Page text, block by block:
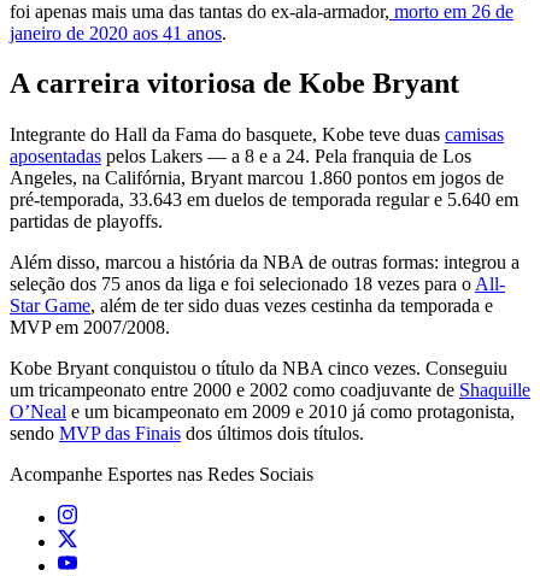
foi apenas mais uma das tantas do ex-ala-armador, morto em 26 de
janeiro de 2020 aos 41 anos.
A carreira vitoriosa de Kobe Bryant
Integrante do Hall da Fama do basquete, Kobe teve duas camisas
aposentadas pelos Lakers — a 8 e a 24. Pela franquia de Los
Angeles, na Califórnia, Bryant marcou 1.860 pontos em jogos de
pré-temporada, 33.643 em duelos de temporada regular e 5.640 em
partidas de playoffs.
Além disso, marcou a história da NBA de outras formas: integrou a
seleção dos 75 anos da liga e foi selecionado 18 vezes para o All-
Star Game, além de ter sido duas vezes cestinha da temporada e
MVP em 2007/2008.
Kobe Bryant conquistou o título da NBA cinco vezes. Conseguiu
um tricampeonato entre 2000 e 2002 como coadjuvante de Shaquille
O’Neal e um bicampeonato em 2009 e 2010 já como protagonista,
sendo MVP das Finais dos últimos dois títulos.
Acompanhe Esportes nas Redes Sociais